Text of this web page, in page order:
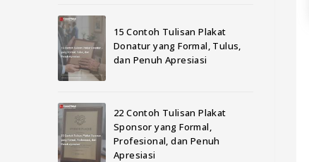
15 Contoh Tulisan Plakat
Donatur yang Formal, Tulus,
dan Penuh Apresiasi
22 Contoh Tulisan Plakat
Sponsor yang Formal,
Profesional, dan Penuh
Apresiasi